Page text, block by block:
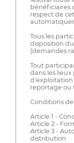
bénéficiaires
respect de
Tous les
disposition
(demandes
Tout
dans les
reportage ou
Conditions
Article 1 -
Article 2 -
Article 3 -
distribution